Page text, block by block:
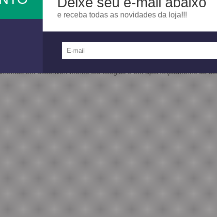
e receba todas as novidades da loja!!!
tornou referência nacional na produção e comercialização da
ao Meio Ambiente.
ampla de distribuidores e uma equipe técnica para o
faz presente no país inteiro.
segmentos onde atua é fruto de um trabalho de
em desenvolvimento tecnológico e em aperfeiçoamento de